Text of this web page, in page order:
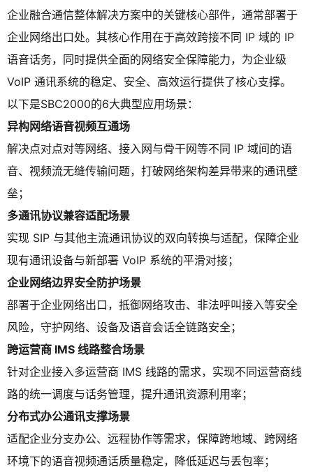
企业融合通信整体解决方案中的关键核心部件，通常部署于
企业网络出口处。其核心作用在于高效跨接不同 IP 域的 IP
语音话务，同时提供全面的网络安全保障能力，为企业级
VoIP 通讯系统的稳定、安全、高效运行提供了核心支撑。
以下是SBC2000的6大典型应用场景：
异构网络语音视频互通场
解决点对点对等网络、接入网与骨干网等不同 IP 域间的语
音、视频流无缝传输问题，打破网络架构差异带来的通讯壁
垒；
多通讯协议兼容适配场景
实现 SIP 与其他主流通讯协议的双向转换与适配，保障企业
现有通讯设备与新部署 VoIP 系统的平滑对接；
企业网络边界安全防护场景
部署于企业网络出口，抵御网络攻击、非法呼叫接入等安全
风险，守护网络、设备及语音会话全链路安全；
跨运营商 IMS 线路整合场景
针对企业接入多运营商 IMS 线路的需求，实现不同运营商线
路的统一调度与话务管理，提升通讯资源利用率；
分布式办公通讯支撑场景
适配企业分支办公、远程协作等需求，保障跨地域、跨网络
环境下的语音视频通话质量稳定，降低延迟与丢包率；